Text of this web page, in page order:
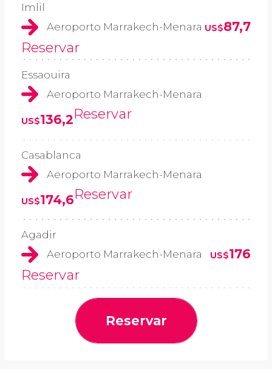
Imlil
Aeroporto Marrakech-Menara US$87,7
Reservar
Essaouira
Aeroporto Marrakech-Menara
US$136,2Reservar
Casablanca
Aeroporto Marrakech-Menara
US$174,6Reservar
Agadir
Aeroporto Marrakech-Menara
US$176
Reservar
Reservar